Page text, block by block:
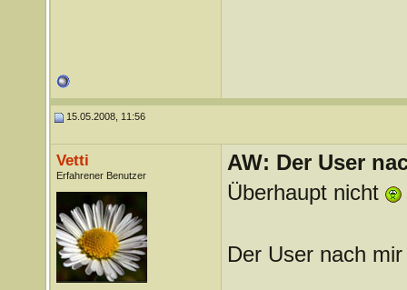
15.05.2008, 11:56
Vetti
Erfahrener Benutzer
AW: Der User
Überhaupt nicht
Der User nach